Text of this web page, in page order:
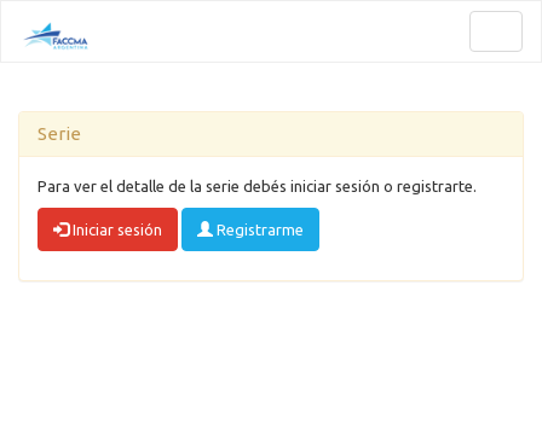
Serie
Para ver el detalle de la serie debés iniciar sesión o registrarte.
Iniciar sesión Registrarme